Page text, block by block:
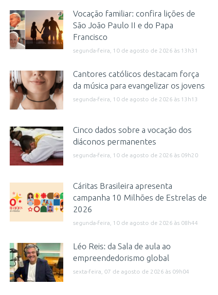
Vocação familiar: confira lições de
São João Paulo II e do Papa
Francisco
segunda-feira, 10 de agosto de 2026 às 13h31
Cantores católicos destacam força
da música para evangelizar os jovens
segunda-feira, 10 de agosto de 2026 às 13h13
Cinco dados sobre a vocação dos
diáconos permanentes
segunda-feira, 10 de agosto de 2026 às 09h20
Cáritas Brasileira apresenta
campanha 10 Milhões de Estrelas de
2026
segunda-feira, 10 de agosto de 2026 às 08h44
Léo Reis: da Sala de aula ao
empreendedorismo global
sexta-feira, 07 de agosto de 2026 às 09h04